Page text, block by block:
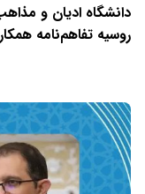
دانشگاه ادیان و
روسیه تفاهم‌نامه